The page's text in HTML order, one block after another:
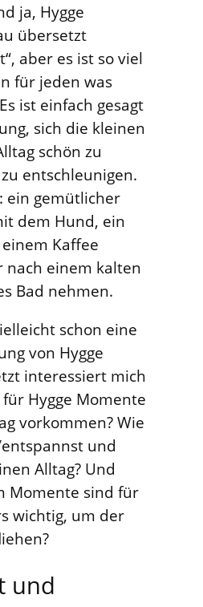
ja, Hygge
übersetzt
aber es ist so viel
für jeden was
ist einfach gesagt
sich die kleinen
schön zu
entschleunigen.
ein gemütlicher
dem Hund, ein
Kaffee
nach einem kalten
Bad nehmen.
schon eine
von Hygge
interessiert mich
Hygge Momente
vorkommen? Wie
und
Alltag? Und
Momente sind für
wichtig, um der
und